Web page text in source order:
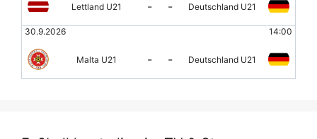
Lettland U21 - - Deutschland U21
30.9.2026 14:00
Malta U21 - - Deutschland U21